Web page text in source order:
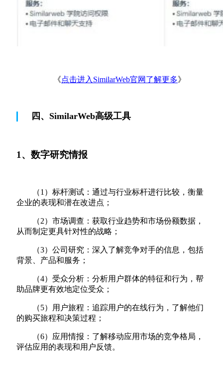
《点击进入SimilarWeb官网了解更多》
四、SimilarWeb高级工具
1、数字研究情报
（1）标杆测试：通过与行业标杆进行比较，衡量
企业的表现和潜在改进点；
（2）市场调查：获取行业趋势和市场份额数据，
从而制定更具针对性的战略；
（3）公司研究：深入了解竞争对手的信息，包括
背景、产品和服务；
（4）受众分析：分析用户群体的特征和行为，帮
助品牌更有效地定位受众；
（5）用户旅程：追踪用户的在线行为，了解他们
的购买旅程和决策过程；
（6）应用情报：了解移动应用市场的竞争格局，
评估应用的表现和用户反馈。